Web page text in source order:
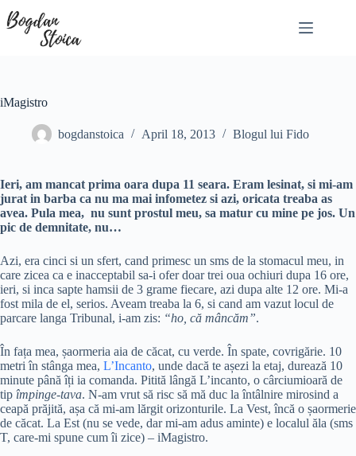
to
content
iMagistro
bogdanstoica April 18, 2013 Blogul lui Fido
Ieri, am mancat prima oara dupa 11 seara. Eram lesinat, si mi-am
jurat in barba ca nu ma mai infometez si azi, oricata treaba as
avea. Pula mea, nu sunt prostul meu, sa matur cu mine pe jos. Un
pic de demnitate, nu…
Azi, era cinci si un sfert, cand primesc un sms de la stomacul meu, in
care zicea ca e inacceptabil sa-i ofer doar trei oua ochiuri dupa 16 ore,
ieri, si inca sapte hamsii de 3 grame fiecare, azi dupa alte 12 ore. Mi-a
fost mila de el, serios. Aveam treaba la 6, si cand am vazut locul de
parcare langa Tribunal, i-am zis: “ho, că mâncăm”.
În fața mea, șaormeria aia de căcat, cu verde. În spate, covrigărie. 10
metri în stânga mea, L’Incanto, unde dacă te așezi la etaj, durează 10
minute până îți ia comanda. Pitită lângă L’incanto, o cârciumioară de
tip împinge-tava. N-am vrut să risc să mă duc la întâlnire mirosind a
ceapă prăjită, așa că mi-am lărgit orizonturile. La Vest, încă o șaormerie
de căcat. La Est (nu se vede, dar mi-am adus aminte) e localul ăla (sms
T, care-mi spune cum îi zice) – iMagistro.